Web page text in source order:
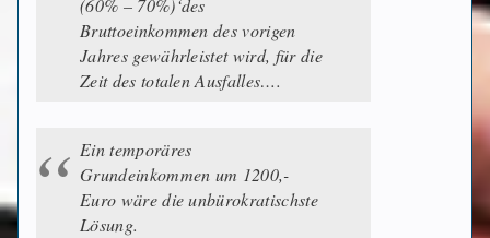
(60% – 70%)‘des
Bruttoeinkommen des vorigen
Jahres gewährleistet wird, für die
Zeit des totalen Ausfalles….
Ein temporäres
Grundeinkommen um 1200,-
Euro wäre die unbürokratischste
Lösung.